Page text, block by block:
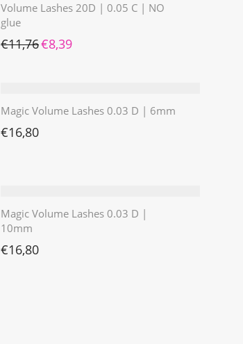
Volume Lashes 20D | 0.05 C | NO
glue
€11,76 Ursprünglicher Preis war: €11,76
€8,39Aktueller Preis ist: €8,39.
Magic Volume Lashes 0.03 D | 6mm
€16,80
Magic Volume Lashes 0.03 D |
10mm
€16,80